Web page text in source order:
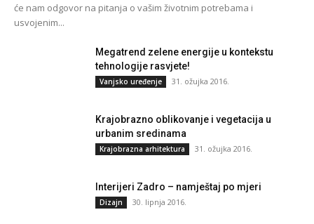
će nam odgovor na pitanja o vašim životnim potrebama i
usvojenim...
Megatrend zelene energije u kontekstu
tehnologije rasvjete!
Vanjsko uređenje 31. ožujka 2016.
Krajobrazno oblikovanje i vegetacija u
urbanim sredinama
Krajobrazna arhitektura 31. ožujka 2016.
Interijeri Zadro – namještaj po mjeri
Dizajn 30. lipnja 2016.